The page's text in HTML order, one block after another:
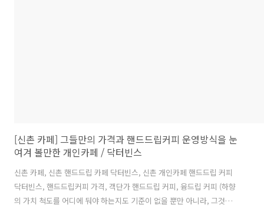
[신촌 카페] 그들만의 가격과 핸드드립커피 운영방식을 눈
여겨 볼만한 개인카페 / 닥터빈스
신촌 카페, 신촌 핸드드립 카페 닥터빈스, 신촌 개인카페 핸드드립 커피
닥터빈스, 핸드드립커피 가격, 객단가 핸드드립 커피, 융드립 커피 (하향
의 가치 척도를 어디에 둬야 하는지도 기준이 없을 뿐만 아니라, 그것을